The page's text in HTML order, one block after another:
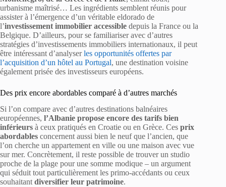
urbanisme maîtrisé… Les ingrédients semblent réunis pour
assister à l’émergence d’un véritable eldorado de
l’investissement immobilier accessible depuis la France ou la
Belgique. D’ailleurs, pour se familiariser avec d’autres
stratégies d’investissements immobiliers internationaux, il peut
être intéressant d’analyserles opportunités offertes par
l’acquisition d’un hôtel au Portugal, une destination voisine
également prisée des investisseurs européens.
Des prix encore abordables comparé à d’autres marchés
Si l’on compare avec d’autres destinations balnéaires
européennes, l’Albanie propose encore des tarifs bien
inférieurs à ceux pratiqués en Croatie ou en Grèce. Ces prix
abordables concernent aussi bien le neuf que l’ancien, que
l’on cherche un appartement en ville ou une maison avec vue
sur mer. Concrètement, il reste possible de trouver un studio
proche de la plage pour une somme modique – un argument
qui séduit tout particulièrement les primo-accédants ou ceux
souhaitant diversifier leur patrimoine.